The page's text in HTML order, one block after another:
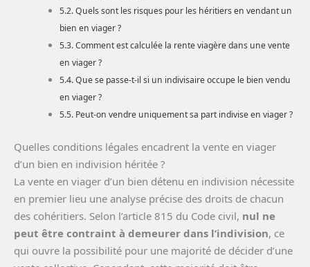
Quels sont les risques pour les héritiers en vendant un
bien en viager ?
Comment est calculée la rente viagère dans une vente
en viager ?
Que se passe-t-il si un indivisaire occupe le bien vendu
en viager ?
Peut-on vendre uniquement sa part indivise en viager ?
Quelles conditions légales encadrent la vente en viager
d’un bien en indivision héritée ?
La vente en viager d’un bien détenu en indivision nécessite
en premier lieu une analyse précise des droits de chacun
des cohéritiers. Selon l’article 815 du Code civil, nul ne
peut être contraint à demeurer dans l’indivision, ce
qui ouvre la possibilité pour une majorité de décider d’une